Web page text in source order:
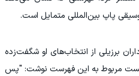
پاپ بین‌المللی متمایل است.
برزیلی از انتخاب‌های او شگفت‌زده
پست مربوط به این فهرست نوشت: "پس